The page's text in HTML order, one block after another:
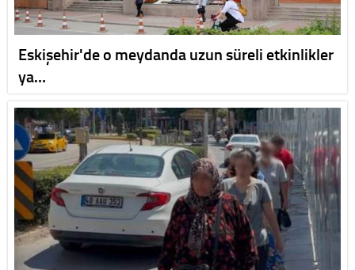
Eskişehir'de o meydanda uzun süreli etkinlikler
ya…